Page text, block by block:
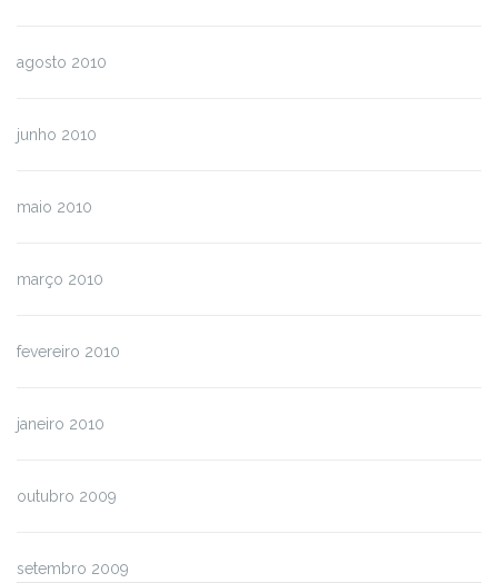
agosto 2010
junho 2010
maio 2010
março 2010
fevereiro 2010
janeiro 2010
outubro 2009
setembro 2009